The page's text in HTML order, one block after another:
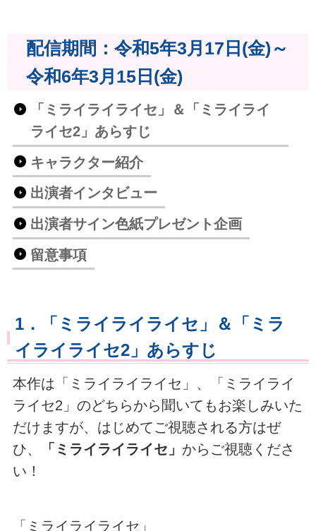
配信期間：令和5年3月17日(金)～
令和6年3月15日(金)
「ミライライライセ」＆「ミライライ
ライセ2」あらすじ
キャラクター紹介
出演者インタビュー
出演者サイン色紙プレゼント企画
留意事項
1．「ミライライライセ」＆「ミラ
イライライセ2」あらすじ
本作は「ミライライライセ」、「ミライライ
ライセ2」のどちらから聞いてもお楽しみいた
だけますが、はじめてご視聴される方はぜ
ひ、
「ミライライライセ」 からご視聴くださ
い！
「ミライライライセ」